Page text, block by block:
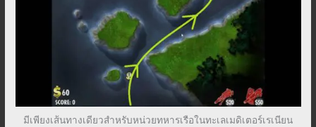
มีเพียงเส้นทางเดียวสำหรับหน่วยทหารเรือในทะเลเมดิเตอร์เรเนียน